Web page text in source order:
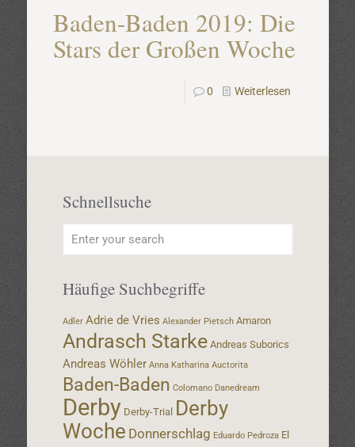
Baden-Baden 2019: Die
Stars der Großen Woche
0 Weiterlesen
Schnellsuche
Häufige Suchbegriffe
Adler Adrie de Vries Alexander Pietsch Amaron
Andrasch Starke Andreas Suborics
Andreas Wöhler Anna Katharina Auctorita
Baden-Baden Colomano Danedream
Derby Derby-Trial Derby
Woche Donnerschlag Eduardo Pedroza El